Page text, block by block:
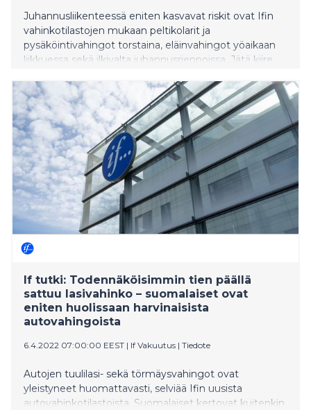
Juhannusliikenteessä eniten kasvavat riskit ovat Ifin
vahinkotilastojen mukaan peltikolarit ja
pysäköintivahingot torstaina, eläinvahingot yöaikaan
liikkuessa sekä ilkivalta juhannusriennoissa. Jätä kiire
vinkit matkantekoon sähköautolla.
If tutki: Todennäköisimmin tien päällä
sattuu lasivahinko – suomalaiset ovat
eniten huolissaan harvinaisista
autovahingoista
6.4.2022 07:00:00 EEST | If Vakuutus | Tiedote
Autojen tuulilasi- sekä törmäysvahingot ovat
yleistyneet huomattavasti, selviää Ifin uusista
autovahinkotilastoista. Suomalaiset kertovat kuitenkin